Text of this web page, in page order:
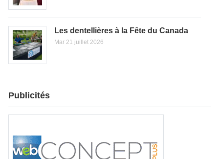
Les dentellières à la Fête du Canada
Mar 21 juillet 2026
Publicités